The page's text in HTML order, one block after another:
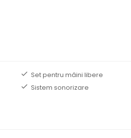
Set pentru mâini libere
Sistem sonorizare